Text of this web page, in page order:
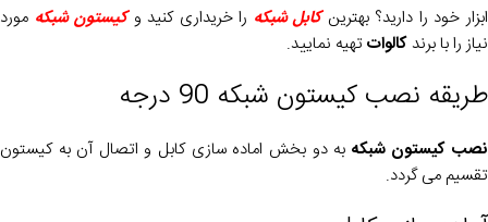
ابزار خود را دارید؟ بهترینکابل شبکه را خریداری کنید وکیستون شبکه مورد
نیاز را با برندکالوات تهیه نمایید.
طریقه نصب کیستون شبکه 90 درجه
نصب کیستون شبکه به دو بخش اماده سازی کابل و اتصال آن به کیستون
تقسیم می گردد.